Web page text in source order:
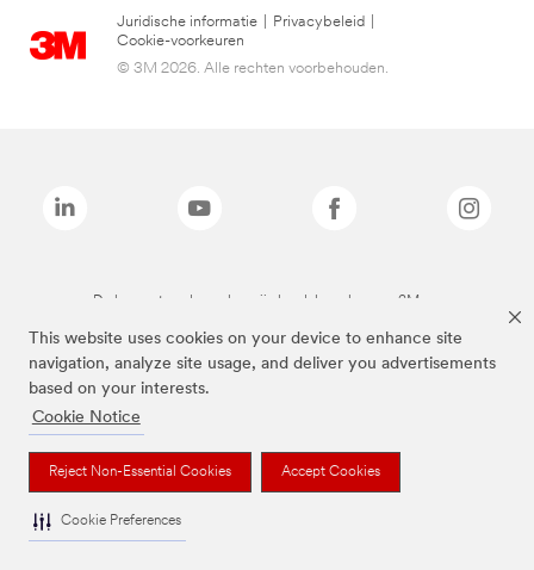
This website uses cookies on your device to enhance site
navigation, analyze site usage, and deliver you advertisements
based on your interests.
Cookie Notice
Reject Non-Essential Cookies Accept Cookies
Cookie Preferences
Juridische informatie Privacybeleid
Cookie-voorkeuren
© 3M 2026. Alle rechten voorbehouden.
De bovenstaande merken zijn handelsmerken van 3M.we